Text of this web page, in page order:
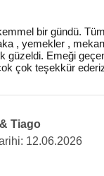
bir gündü.
, yemekler ,
güzeldi. Emeği
çok teşekkür
Tiago
12.06.2026